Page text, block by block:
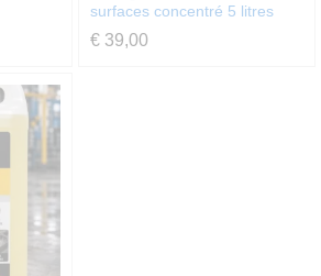
surfaces concentré 5 litres
€39,00